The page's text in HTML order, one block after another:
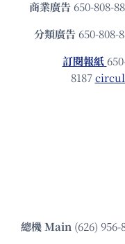
商業廣告 650-808-
分類廣告 650-808-
訂閱報紙
8187
總機Main (626) 956-